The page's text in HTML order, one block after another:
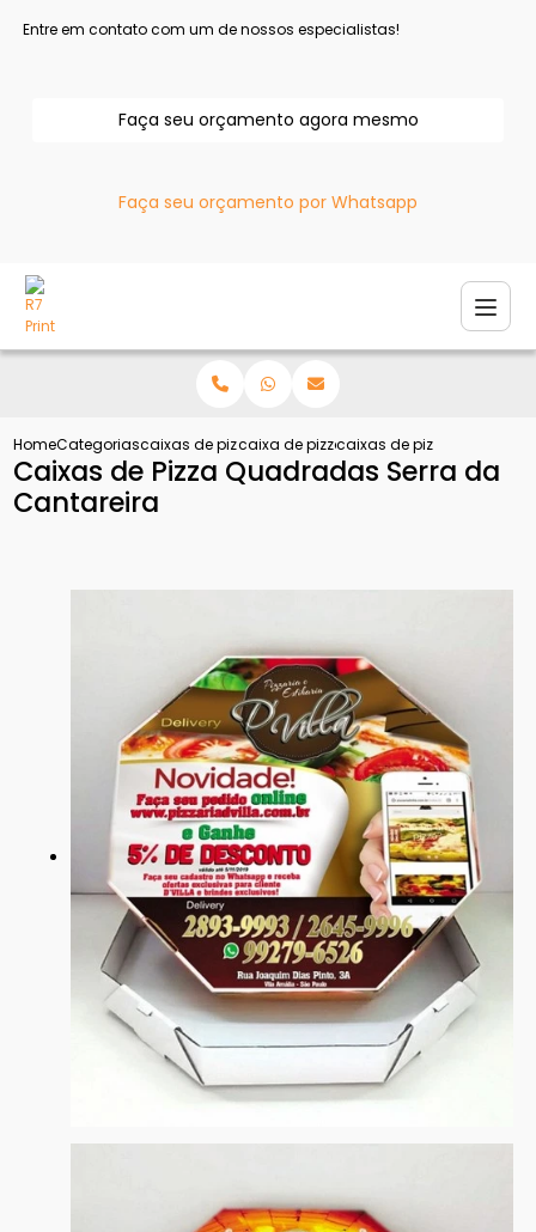
Entre em contato com um de nossos especialistas!
Faça seu orçamento agora mesmo
Faça seu orçamento por Whatsapp
HomeCategoriascaixas de pizzacaixa de pizzacaixas de pizza
Caixas de Pizza Quadradas Serra da
Cantareira